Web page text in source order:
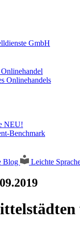
GmbH
Onlinehandels
NEU!
Benchmark
Blog Leichte